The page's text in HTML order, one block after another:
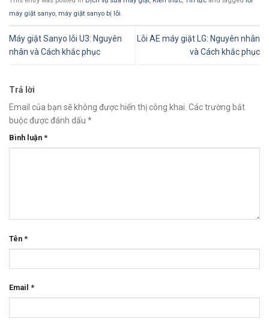
máy giặt sanyo, máy giặt sanyo bị lỗi.
Máy giặt Sanyo lỗi U3: Nguyên
nhân và Cách khắc phục
Lỗi AE máy giặt LG: Nguyên nhân
và Cách khắc phục
Trả lời
Email của bạn sẽ không được hiển thị công khai. Các trường bắt
buộc được đánh dấu *
Bình luận *
Tên *
Email *